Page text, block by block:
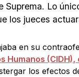
Suprema. Lo
los jueces
en su
(CIDH),
los efectos